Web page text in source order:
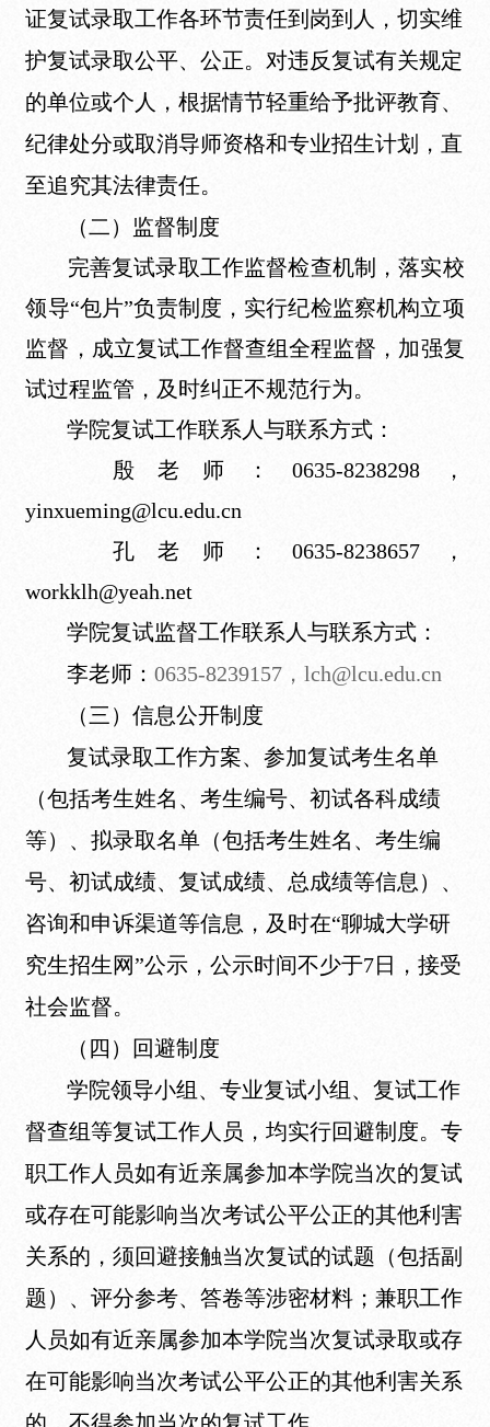
证复试录取工作各环节责任到岗到人，切实维
护复试录取公平、公正。对违反复试有关规定
的单位或个人，根据情节轻重给予批评教育、
纪律处分或取消导师资格和专业招生计划，直
至追究其法律责任。
（二）监督制度
完善复试录取工作监督检查机制，落实校
领导“包片”负责制度，实行纪检监察机构立项
监督，成立复试工作督查组全程监督，加强复
试过程监管，及时纠正不规范行为。
学院复试工作联系人与联系方式：
殷老师：0635-8238298，
yinxueming@lcu.edu.cn
孔老师：0635-8238657，
workklh@yeah.net
学院复试监督工作联系人与联系方式：
李老师：0635-8239157，lch@lcu.edu.cn
（三）信息公开制度
复试录取工作方案、参加复试考生名单
（包括考生姓名、考生编号、初试各科成绩
等）、拟录取名单（包括考生姓名、考生编
号、初试成绩、复试成绩、总成绩等信息）、
咨询和申诉渠道等信息，及时在“聊城大学研
究生招生网”公示，公示时间不少于7日，接受
社会监督。
（四）回避制度
学院领导小组、专业复试小组、复试工作
督查组等复试工作人员，均实行回避制度。专
职工作人员如有近亲属参加本学院当次的复试
或存在可能影响当次考试公平公正的其他利害
关系的，须回避接触当次复试的试题（包括副
题）、评分参考、答卷等涉密材料；兼职工作
人员如有近亲属参加本学院当次复试录取或存
在可能影响当次考试公平公正的其他利害关系